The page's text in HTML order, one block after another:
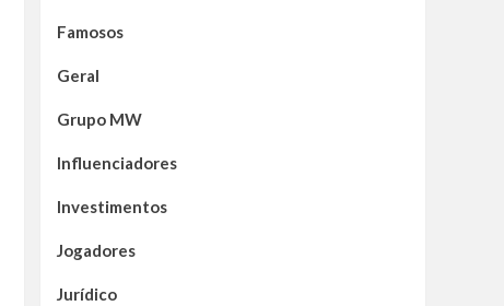
Famosos
Geral
Grupo MW
Influenciadores
Investimentos
Jogadores
Jurídico